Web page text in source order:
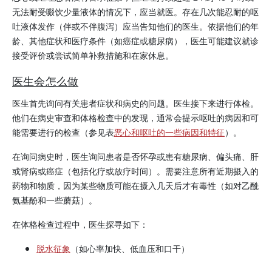
无法耐受啜饮少量液体的情况下，应当就医。存在几次能忍耐的呕
吐液体发作（伴或不伴腹泻）应当告知他们的医生。依据他们的年
龄、其他症状和医疗条件（如癌症或糖尿病），医生可能建议就诊
接受评价或尝试简单补救措施和在家休息。
医生会怎么做
医生首先询问有关患者症状和病史的问题。医生接下来进行体检。
他们在病史审查和体格检查中的发现，通常会提示呕吐的病因和可
能需要进行的检查（参见表恶心和呕吐的一些病因和特征）。
在询问病史时，医生询问患者是否怀孕或患有糖尿病、偏头痛、肝
或肾病或癌症（包括化疗或放疗时间）。需要注意所有近期摄入的
药物和物质，因为某些物质可能在摄入几天后才有毒性（如对乙酰
氨基酚和一些蘑菇）。
在体格检查过程中，医生探寻如下：
脱水征象 （如心率加快、低血压和口干）